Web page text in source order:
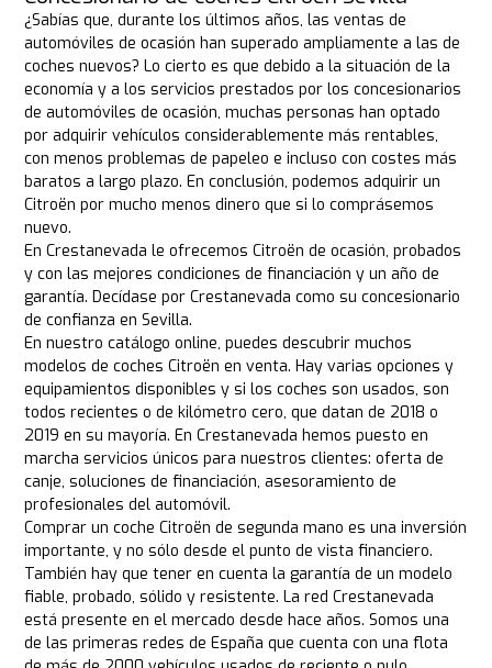
¿Sabías que, durante los últimos años, las ventas de
automóviles de ocasión han superado ampliamente a las de
coches nuevos? Lo cierto es que debido a la situación de la
economía y a los servicios prestados por los concesionarios
de automóviles de ocasión, muchas personas han optado
por adquirir vehículos considerablemente más rentables,
con menos problemas de papeleo e incluso con costes más
baratos a largo plazo. En conclusión, podemos adquirir un
Citroën por mucho menos dinero que si lo comprásemos
nuevo.
En Crestanevada le ofrecemos Citroën de ocasión, probados
y con las mejores condiciones de financiación y un año de
garantía. Decídase por Crestanevada como su concesionario
de confianza en Sevilla.
En nuestro catálogo online, puedes descubrir muchos
modelos de coches Citroën en venta. Hay varias opciones y
equipamientos disponibles y si los coches son usados, son
todos recientes o de kilómetro cero, que datan de 2018 o
2019 en su mayoría. En Crestanevada hemos puesto en
marcha servicios únicos para nuestros clientes: oferta de
canje, soluciones de financiación, asesoramiento de
profesionales del automóvil.
Comprar un coche Citroën de segunda mano es una inversión
importante, y no sólo desde el punto de vista financiero.
También hay que tener en cuenta la garantía de un modelo
fiable, probado, sólido y resistente. La red Crestanevada
está presente en el mercado desde hace años. Somos una
de las primeras redes de España que cuenta con una flota